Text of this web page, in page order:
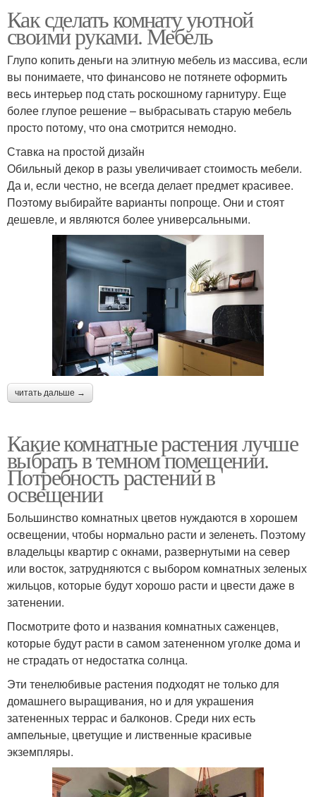
Как сделать комнату уютной
своими руками. Мебель
Глупо копить деньги на элитную мебель из массива, если
вы понимаете, что финансово не потянете оформить
весь интерьер под стать роскошному гарнитуру. Еще
более глупое решение – выбрасывать старую мебель
просто потому, что она смотрится немодно.
Ставка на простой дизайн
Обильный декор в разы увеличивает стоимость мебели.
Да и, если честно, не всегда делает предмет красивее.
Поэтому выбирайте варианты попроще. Они и стоят
дешевле, и являются более универсальными.
читать дальше →
Какие комнатные растения лучше
выбрать в темном помещении.
Потребность растений в
освещении
Большинство комнатных цветов нуждаются в хорошем
освещении, чтобы нормально расти и зеленеть. Поэтому
владельцы квартир с окнами, развернутыми на север
или восток, затрудняются с выбором комнатных зеленых
жильцов, которые будут хорошо расти и цвести даже в
затенении.
Посмотрите фото и названия комнатных саженцев,
которые будут расти в самом затененном уголке дома и
не страдать от недостатка солнца.
Эти тенелюбивые растения подходят не только для
домашнего выращивания, но и для украшения
затененных террас и балконов. Среди них есть
ампельные, цветущие и лиственные красивые
экземпляры.